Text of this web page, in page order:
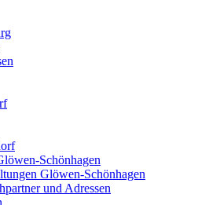
Schönhagen
Glöwen-Schönhagen
und Adressen